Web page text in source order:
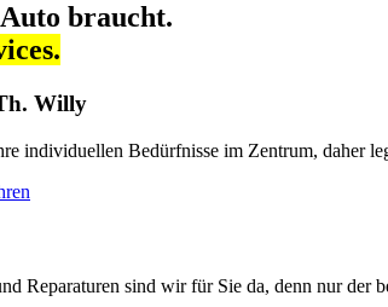
braucht.
Willy
individuellen Bedürfnisse im Zentrum, daher
Reparaturen sind wir für Sie da, denn nur der